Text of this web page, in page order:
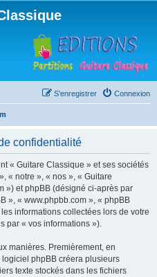
Connexion
S’enregistrer
confidentialité
« Guitare Classique » et ses sociétés
« notre », « nos », « Guitare
») et phpBB (désigné ci-après par
», « www.phpbb.com », « phpBB
informations collectées lors de votre
par « vos informations »).
manières. Premièrement, en
phpBB créera plusieurs
texte stockés dans les fichiers